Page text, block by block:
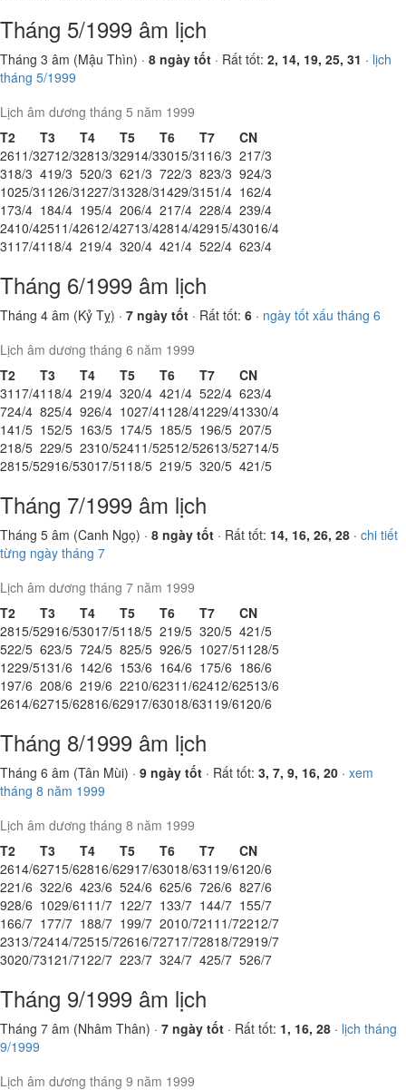
Tháng 5/1999 âm lịch
Tháng 3 âm (Mậu Thìn) · 8 ngày tốt · Rất tốt: 2, 14, 19, 25, 31 · lịch
tháng 5/1999
Lịch âm dương tháng 5 năm 1999
T2
T3 T4 T5 T6 T7
CN
2611/32712/32813/32914/33015/31 16/3 217/3
318/3 419/3 520/3 621/3 722/3 823/3 924/3
1025/31126/31227/31328/31429/3151/4 162/4
173/4 184/4 195/4 206/4 217/4 228/4 239/4
2410/42511/42612/42713/42814/42915/43016/4
31 17/41 18/4 219/4 320/4 421/4 522/4 623/4
Tháng 6/1999 âm lịch
Tháng 4 âm (Kỷ Tỵ) · 7 ngày tốt · Rất tốt: 6 · ngày tốt xấu tháng 6
Lịch âm dương tháng 6 năm 1999
T2
T3 T4 T5 T6 T7
CN
31 17/41 18/4 219/4 320/4 421/4 522/4 623/4
724/4 825/4 926/4 1027/41128/41229/41330/4
141/5 152/5 163/5 174/5 185/5 196/5 207/5
218/5 229/5 2310/52411/52512/52613/52714/5
2815/52916/53017/51 18/5 219/5 320/5 421/5
Tháng 7/1999 âm lịch
Tháng 5 âm (Canh Ngọ) · 8 ngày tốt · Rất tốt: 14, 16, 26, 28 · chi tiết
từng ngày tháng 7
Lịch âm dương tháng 7 năm 1999
T2
T3 T4 T5 T6 T7
CN
2815/52916/53017/51 18/5 219/5 320/5 421/5
522/5 623/5 724/5 825/5 926/5 1027/51128/5
1229/5131/6 142/6 153/6 164/6 175/6 186/6
197/6 208/6 219/6 2210/62311/62412/62513/6
2614/62715/62816/62917/63018/631 19/6120/6
Tháng 8/1999 âm lịch
Tháng 6 âm (Tân Mùi) · 9 ngày tốt · Rất tốt: 3, 7, 9, 16, 20 · xem
tháng 8 năm 1999
Lịch âm dương tháng 8 năm 1999
T2
T3 T4 T5 T6 T7
CN
2614/62715/62816/62917/63018/631 19/6120/6
221/6 322/6 423/6 524/6 625/6 726/6 827/6
928/6 1029/611 1/7 122/7 133/7 144/7 155/7
166/7 177/7 188/7 199/7 2010/721 11/72212/7
2313/72414/72515/72616/72717/72818/72919/7
3020/73121/7122/7 223/7 324/7 425/7 526/7
Tháng 9/1999 âm lịch
Tháng 7 âm (Nhâm Thân) · 7 ngày tốt · Rất tốt: 1, 16, 28 · lịch tháng
9/1999
Lịch âm dương tháng 9 năm 1999